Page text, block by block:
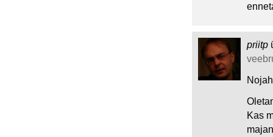
priitp
Kas